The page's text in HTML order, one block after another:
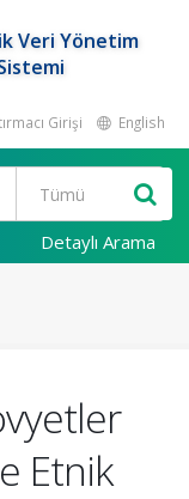
Veri Yönetim
Girişi English
Detaylı Arama
Etnik